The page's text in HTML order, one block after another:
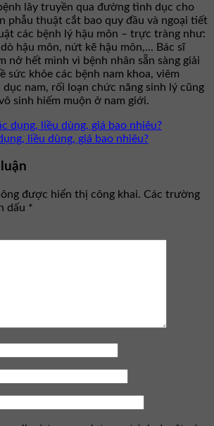
lây truyền qua đường tình dục cho
phẫu thuật cắt bao quy đầu và ngoại tiết
các bệnh lý hậu môn – trực tràng như:
hậu môn, nứt kẽ hậu môn,... Bác sĩ
nở hết mình vì bệnh nhân sẵn sàng giải
sức khỏe các bệnh nam khoa, viêm
nam, rối loạn chức năng sinh lý cũng
sinh hiếm muộn ở nam giới.
dụng, liều dùng, giá bao nhiêu?
liều dùng, giá bao nhiêu?
được hiển thị công khai. Các trường
dấu *